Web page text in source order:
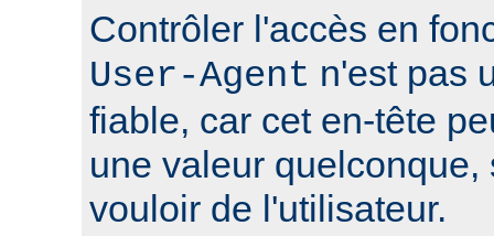
Contrôler l'accès en
User-Agent n'est pas
fiable, car cet en-tête
une valeur quelconque,
vouloir de l'utilisateur.